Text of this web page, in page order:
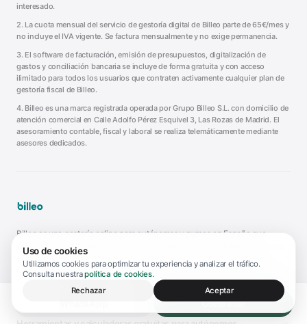
Uso de cookies
Utilizamos cookies para optimizar tu experiencia y analizar el tráfico.
Consulta nuestrapolítica de cookies.
Rechazar
Aceptar
Contratar
interesado.
2. La cuota mensual del servicio de gestoría digital de Billeo parte de 65€/mes y
no incluye el IVA vigente. Se factura mensualmente y no exige permanencia.
3. El software de facturación, emisión de presupuestos, digitalización de
gastos y conciliación bancaria se incluye de forma gratuita y con acceso
ilimitado para todos los usuarios que contraten activamente cualquier plan de
gestoría fiscal de Billeo.
4. Billeo es una marca registrada operada por Grupo Billeo S.L. con domicilio de
atención comercial en Calle Adolfo Pérez Esquivel 3, Las Rozas de Madrid. El
asesoramiento contable, fiscal y laboral se realiza telemáticamente mediante
asesores dedicados.
Billeo es una gestoría online para autónomos y pymes en España que
combina asesor fiscal personal con software de gestión incluido. Presenta
el Modelo 130, 303, 111 y 200, tramita el alta de autónomo y gestiona
nóminas y cuota RETA, desde 65€/mes más IVA y sin permanencia.